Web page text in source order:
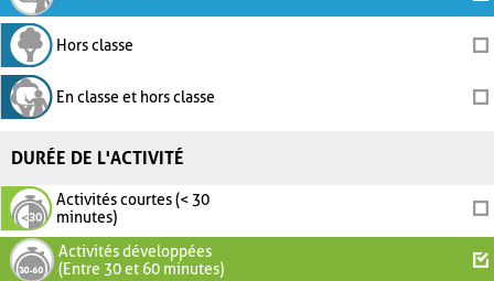
Hors classe
En classe et hors classe
DURÉE DE L'ACTIVITÉ
Activités courtes (< 30
minutes)
Activités développées
(Entre 30 et 60 minutes)